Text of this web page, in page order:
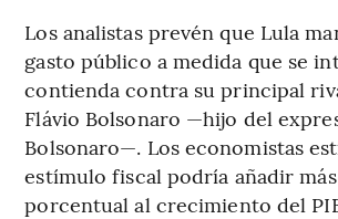
Los analistas prevén que Lula
gasto público a medida que se
contienda contra su principal
Flávio Bolsonaro —hijo del
Bolsonaro—. Los economistas
estímulo fiscal podría añadir
porcentual al crecimiento del